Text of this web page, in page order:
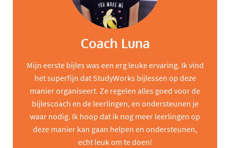
Coach Luna
Mijn eerste bijles was een erg leuke ervaring. Ik vind
het superfijn dat StudyWorks bijlessen op deze
manier organiseert. Ze regelen alles goed voor de
bijlescoach en de leerlingen, en ondersteunen je
waar nodig. Ik hoop dat ik nog meer leerlingen op
deze manier kan gaan helpen en ondersteunen,
echt leuk om te doen!